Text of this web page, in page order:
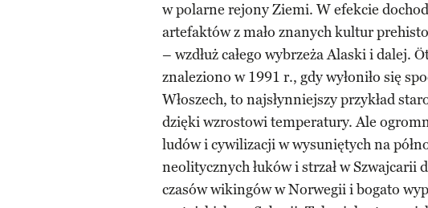
w polarne rejony Ziemi. W efekcie
artefaktów z mało znanych kultur
– wzdłuż całego wybrzeża Alaski i dalej.
znaleziono w 1991 r., gdy wyłoniło się
Włoszech, to najsłynniejszy przykład
dzięki wzrostowi temperatury. Ale
ludów i cywilizacji w wysuniętych na
neolitycznych łuków i strzał w Szwajcarii
czasów wikingów w Norwegii i bogato